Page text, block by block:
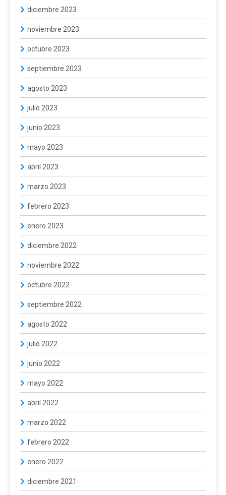
diciembre 2023
noviembre 2023
octubre 2023
septiembre 2023
agosto 2023
julio 2023
junio 2023
mayo 2023
abril 2023
marzo 2023
febrero 2023
enero 2023
diciembre 2022
noviembre 2022
octubre 2022
septiembre 2022
agosto 2022
julio 2022
junio 2022
mayo 2022
abril 2022
marzo 2022
febrero 2022
enero 2022
diciembre 2021